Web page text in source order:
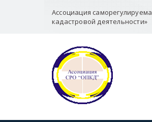
Ассоциация
кадастровой деятельности»